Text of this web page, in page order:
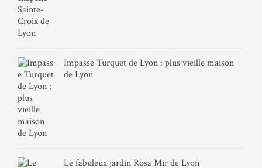
Impasse Turquet de Lyon : plus vieille maison
de Lyon
Le fabuleux jardin Rosa Mir de Lyon